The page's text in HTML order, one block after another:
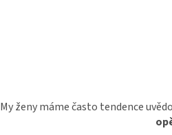
My ženy máme často tendence